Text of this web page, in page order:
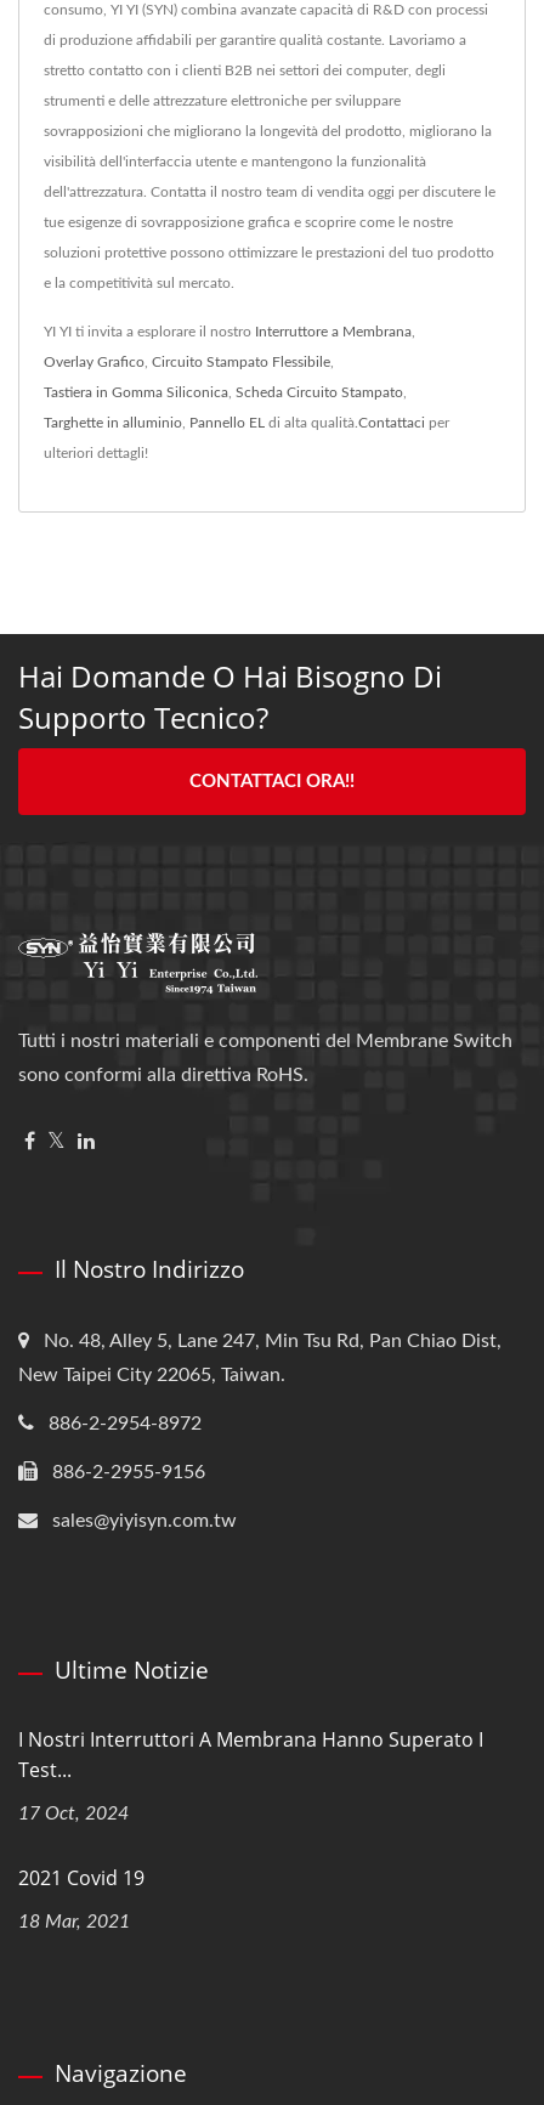
consumo, YI YI (SYN) combina avanzate capacità di R&D con processi
di produzione affidabili per garantire qualità costante. Lavoriamo a
stretto contatto con i clienti B2B nei settori dei computer, degli
strumenti e delle attrezzature elettroniche per sviluppare
sovrapposizioni che migliorano la longevità del prodotto, migliorano la
visibilità dell'interfaccia utente e mantengono la funzionalità
dell'attrezzatura. Contatta il nostro team di vendita oggi per discutere le
tue esigenze di sovrapposizione grafica e scoprire come le nostre
soluzioni protettive possono ottimizzare le prestazioni del tuo prodotto
e la competitività sul mercato.
YI YI ti invita a esplorare il nostro Interruttore a Membrana
Overlay Grafico Circuito Stampato Flessibile
Tastiera in Gomma Siliconica Scheda Circuito Stampato
Targhette in alluminio Pannello EL di alta qualità. Contattaci per
ulteriori dettagli!
Hai Domande O Hai Bisogno Di
Supporto Tecnico?
CONTATTACI ORA!!
Tutti i nostri materiali e componenti del Membrane Switch
sono conformi alla direttiva RoHS.
Il Nostro Indirizzo
No. 48, Alley 5, Lane 247, Min Tsu Rd, Pan Chiao Dist,
New Taipei City 22065, Taiwan.
886-2-2954-8972
886-2-2955-9156
sales@yiyisyn.com.tw
Ultime Notizie
I Nostri Interruttori A Membrana Hanno Superato I
Test...
17 Oct, 2024
2021 Covid 19
18 Mar, 2021
Navigazione